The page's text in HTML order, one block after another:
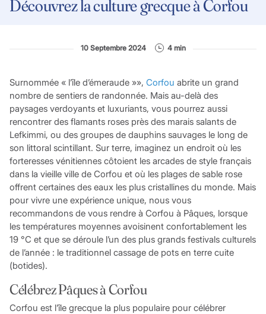
Découvrez la culture grecque à Corfou
10 Septembre 2024 4 min
Surnommée « l’île d’émeraude »», Corfou abrite un grand
nombre de sentiers de randonnée. Mais au-delà des
paysages verdoyants et luxuriants, vous pourrez aussi
rencontrer des flamants roses près des marais salants de
Lefkimmi, ou des groupes de dauphins sauvages le long de
son littoral scintillant. Sur terre, imaginez un endroit où les
forteresses vénitiennes côtoient les arcades de style français
dans la vieille ville de Corfou et où les plages de sable rose
offrent certaines des eaux les plus cristallines du monde. Mais
pour vivre une expérience unique, nous vous
recommandons de vous rendre à Corfou à Pâques, lorsque
les températures moyennes avoisinent confortablement les
19 °C et que se déroule l’un des plus grands festivals culturels
de l’année : le traditionnel cassage de pots en terre cuite
(botides).
Célébrez Pâques à Corfou
Corfou est l’île grecque la plus populaire pour célébrer